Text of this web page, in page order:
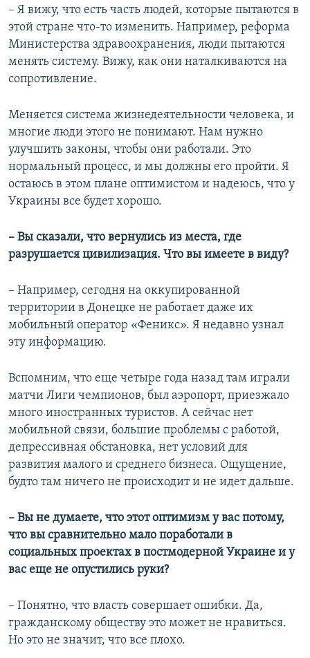
– Я вижу, что есть часть людей, которые пытаются в
этой стране что-то изменить. Например, реформа
Министерства здравоохранения, люди пытаются
менять систему. Вижу, как они наталкиваются на
сопротивление.
Меняется система жизнедеятельности человека, и
многие люди этого не понимают. Нам нужно
улучшить законы, чтобы они работали. Это
нормальный процесс, и мы должны его пройти. Я
остаюсь в этом плане оптимистом и надеюсь, что у
Украины все будет хорошо.
– Вы сказали, что вернулись из места, где
разрушается цивилизация. Что вы имеете в виду?
– Например, сегодня на оккупированной
территории в Донецке не работает даже их
мобильный оператор «Феникс». Я недавно узнал
эту информацию.
Вспомним, что еще четыре года назад там играли
матчи Лиги чемпионов, был аэропорт, приезжало
много иностранных туристов. А сейчас нет
мобильной связи, большие проблемы с работой,
депрессивная обстановка, нет условий для
развития малого и среднего бизнеса. Ощущение,
будто там ничего не происходит и не идет дальше.
– Вы не думаете, что этот оптимизм у вас потому,
что вы сравнительно мало поработали в
социальных проектах в постмодерной Украине и у
вас еще не опустились руки?
– Понятно, что власть совершает ошибки. Да,
гражданскому обществу это может не нравиться.
Но это не значит, что все плохо.